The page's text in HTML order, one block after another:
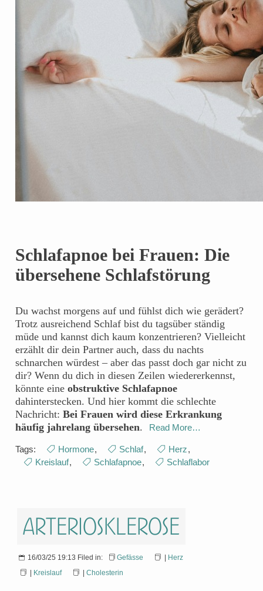
Schlafapnoe bei Frauen: Die
übersehene Schlafstörung
Du wachst morgens auf und fühlst dich wie gerädert?
Trotz ausreichend Schlaf bist du tagsüber ständig
müde und kannst dich kaum konzentrieren? Vielleicht
erzählt dir dein Partner auch, dass du nachts
schnarchen würdest – aber das passt doch gar nicht zu
dir? Wenn du dich in diesen Zeilen wiedererkennst,
könnte eine obstruktive Schlafapnoe
dahinterstecken. Und hier kommt die schlechte
Nachricht: Bei Frauen wird diese Erkrankung
häufig jahrelang übersehen. Read More…
Tags: Hormone, Schlaf, Herz,
Kreislauf, Schlafapnoe, Schlaflabor
Arteriosklerose
16/03/25 19:13 Filed in: Gefässe
Herz
Kreislauf Cholesterin